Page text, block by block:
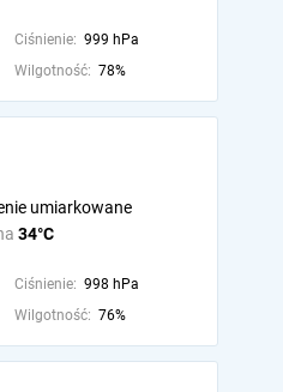
Ciśnienie: 999 hPa
Wilgotność: 78%
34°C
umiarkowane
Ciśnienie: 998 hPa
Wilgotność: 76%